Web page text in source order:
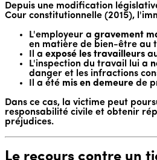
Depuis une modification
Cour constitutionnelle (2015),
L'employeur a gravement
en matière de bien-être au
Il a exposé les travailleurs
L'inspection du travail lui a
danger et les infractions
Il a été mis en demeure de
Dans ce cas, la victime peut
responsabilité civile et obtenir
préjudices.
Le recours contre un